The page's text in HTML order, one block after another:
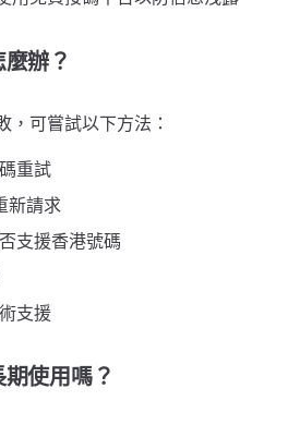
辦？
，可嘗試以下方法：
重試
新請求
支援香港號碼
支援
使用嗎？